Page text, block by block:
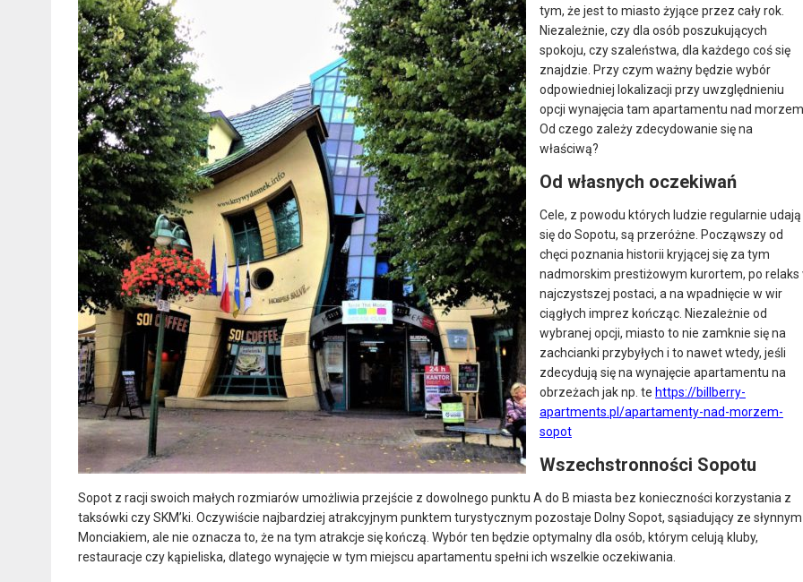
tym, że jest to miasto żyjące przez cały rok.
Niezależnie, czy dla osób poszukujących
spokoju, czy szaleństwa, dla każdego coś się
znajdzie. Przy czym ważny będzie wybór
odpowiedniej lokalizacji przy uwzględnieniu
opcji wynajęcia tam apartamentu nad
Od czego zależy zdecydowanie się na
właściwą?
Od własnych oczekiwań
Cele, z powodu których ludzie regularnie udają
się do Sopotu, są przeróżne. Począwszy od
chęci poznania historii kryjącej się za tym
nadmorskim prestiżowym kurortem, po relaks
najczystszej postaci, a na wpadnięcie w wir
ciągłych imprez kończąc. Niezależnie od
wybranej opcji, miasto to nie zamknie się na
zachcianki przybyłych i to nawet wtedy, jeśli
zdecydują się na wynajęcie apartamentu na
obrzeżach jak np. te https://billberry-
apartments.pl/apartamenty-nad-morzem-
sopot
Wszechstronności Sopotu
Sopot z racji swoich małych rozmiarów umożliwia przejście z dowolnego punktu A do B miasta bez konieczności korzystania z
taksówki czy SKM’ki. Oczywiście najbardziej atrakcyjnym punktem turystycznym pozostaje Dolny Sopot, sąsiadujący ze słynnym
Monciakiem, ale nie oznacza to, że na tym atrakcje się kończą. Wybór ten będzie optymalny dla osób, którym celują kluby,
restauracje czy kąpieliska, dlatego wynajęcie w tym miejscu apartamentu spełni ich wszelkie oczekiwania.